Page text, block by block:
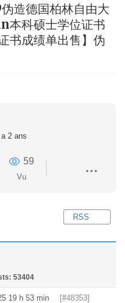
造德国柏林自由大
本科硕士学位证书
书成绩单出售】伪
a 2 ans
59
Vu
RSS
53404
19 h 53 min [#48353]